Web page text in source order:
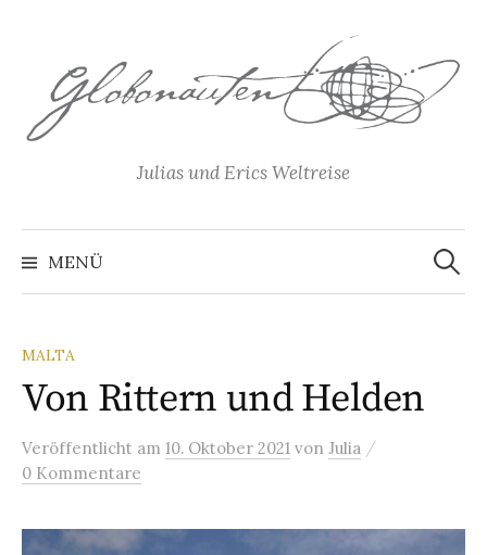
Inhalt
Julias und Erics Weltreise
MENÜ
Suchen
nach:
MALTA
Von Rittern und Helden
Veröffentlicht am 10. Oktober 2021 von Julia /
0 Kommentare